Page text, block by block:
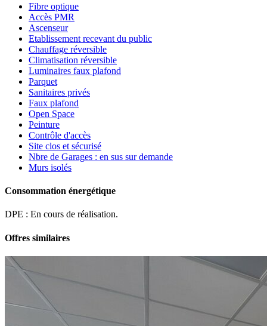
Fibre optique
Accès PMR
Ascenseur
Etablissement recevant du public
Chauffage réversible
Climatisation réversible
Luminaires faux plafond
Parquet
Sanitaires privés
Faux plafond
Open Space
Peinture
Contrôle d'accès
Site clos et sécurisé
Nbre de Garages : en sus sur demande
Murs isolés
Consommation énergétique
DPE : En cours de réalisation.
Offres similaires